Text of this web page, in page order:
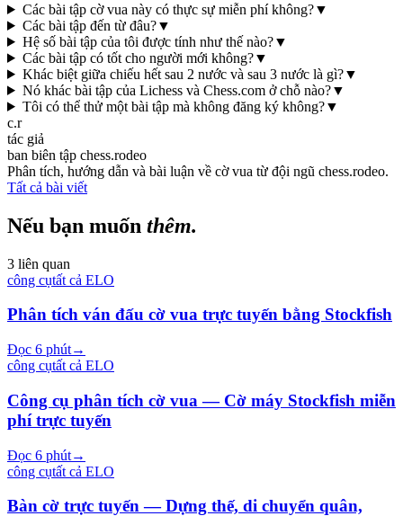
Các bài tập cờ vua này có thực sự miễn phí không?▼
Các bài tập đến từ đâu?▼
Hệ số bài tập của tôi được tính như thế nào?▼
Các bài tập có tốt cho người mới không?▼
Khác biệt giữa chiếu hết sau 2 nước và sau 3 nước là gì?▼
Nó khác bài tập của Lichess và Chess.com ở chỗ nào?▼
Tôi có thể thử một bài tập mà không đăng ký không?▼
c.r
tác giả
ban biên tập chess.rodeo
Phân tích, hướng dẫn và bài luận về cờ vua từ đội ngũ chess.rodeo.
Tất cả bài viết
Nếu bạn muốn thêm.
3 liên quan
công cụtất cả ELO
Phân tích ván đấu cờ vua trực tuyến bằng Stockfish
Đọc 6 phút→
công cụtất cả ELO
Công cụ phân tích cờ vua — Cờ máy Stockfish miễn
phí trực tuyến
Đọc 6 phút→
công cụtất cả ELO
Bàn cờ trực tuyến — Dựng thế, di chuyển quân,